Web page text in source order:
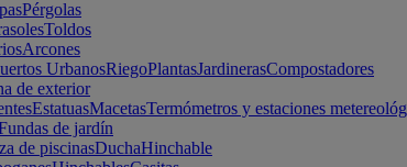
Pérgolas
Toldos
Arcones
UrbanosRiegoPlantasJardinerasCompostadores
de exterior
EstatuasMacetasTermómetros y estaciones
de jardín
de piscinasDuchaHinchable